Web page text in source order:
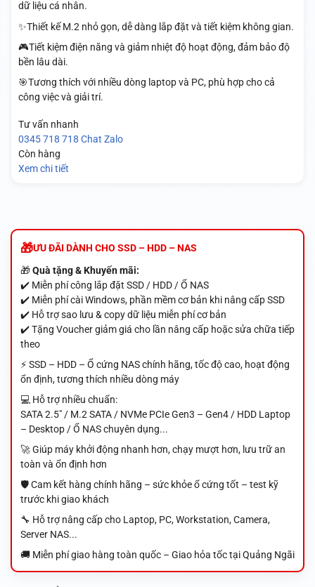
dữ liệu cá nhân.
✨Thiết kế M.2 nhỏ gọn, dễ dàng lắp đặt và tiết kiệm không gian.
🎮Tiết kiệm điện năng và giảm nhiệt độ hoạt động, đảm bảo độ
bền lâu dài.
🎯Tương thích với nhiều dòng laptop và PC, phù hợp cho cả
công việc và giải trí.
Tư vấn nhanh
0345 718 718 Chat Zalo
Còn hàng
Xem chi tiết
ƯU ĐÃI DÀNH CHO SSD – HDD – NAS
🎁Quà tặng & Khuyến mãi:
✔️ Miễn phí công lắp đặt SSD / HDD / Ổ NAS
✔️ Miễn phí cài Windows, phần mềm cơ bản khi nâng cấp SSD
✔️ Hỗ trợ sao lưu & copy dữ liệu miễn phí cơ bản
✔️ Tặng Voucher giảm giá cho lần nâng cấp hoặc sửa chữa tiếp
theo
⚡ SSD – HDD – Ổ cứng NAS chính hãng, tốc độ cao, hoạt động
ổn định, tương thích nhiều dòng máy
💻 Hỗ trợ nhiều chuẩn:
SATA 2.5" / M.2 SATA / NVMe PCIe Gen3 – Gen4 / HDD Laptop
– Desktop / Ổ NAS chuyên dụng...
🚀 Giúp máy khởi động nhanh hơn, chạy mượt hơn, lưu trữ an
toàn và ổn định hơn
🛡️ Cam kết hàng chính hãng – sức khỏe ổ cứng tốt – test kỹ
trước khi giao khách
🔧 Hỗ trợ nâng cấp cho Laptop, PC, Workstation, Camera,
Server NAS...
🚚 Miễn phí giao hàng toàn quốc – Giao hỏa tốc tại Quảng Ngãi